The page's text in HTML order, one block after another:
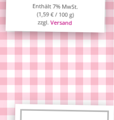
Enthält 7% MwSt.
(1,59€/ 100 g)
zzgl.Versand